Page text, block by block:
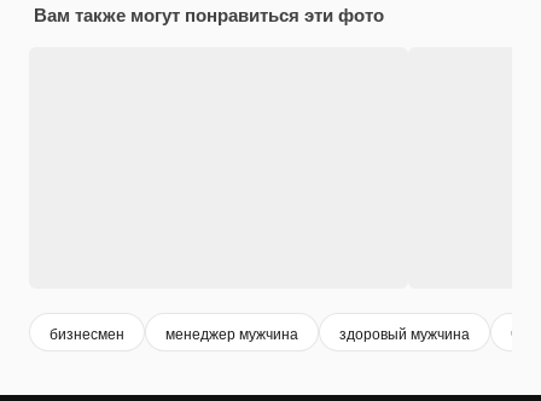
Вам также могут понравиться эти фото
бизнесмен менеджер мужчина здоровый мужчина